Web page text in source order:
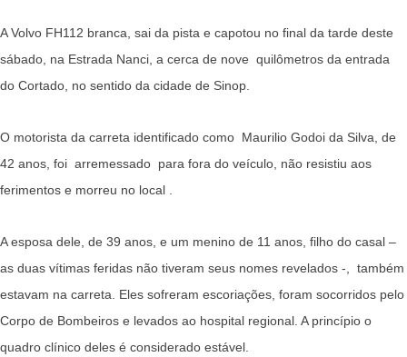
A Volvo FH112 branca, sai da pista e capotou no final da tarde deste
sábado, na Estrada Nanci, a cerca de nove quilômetros da entrada
do Cortado, no sentido da cidade de Sinop.
O motorista da carreta identificado como Maurilio Godoi da Silva, de
42 anos, foi arremessado para fora do veículo, não resistiu aos
ferimentos e morreu no local .
A esposa dele, de 39 anos, e um menino de 11 anos, filho do casal –
as duas vítimas feridas não tiveram seus nomes revelados -, também
estavam na carreta. Eles sofreram escoriações, foram socorridos pelo
Corpo de Bombeiros e levados ao hospital regional. A princípio o
quadro clínico deles é considerado estável.